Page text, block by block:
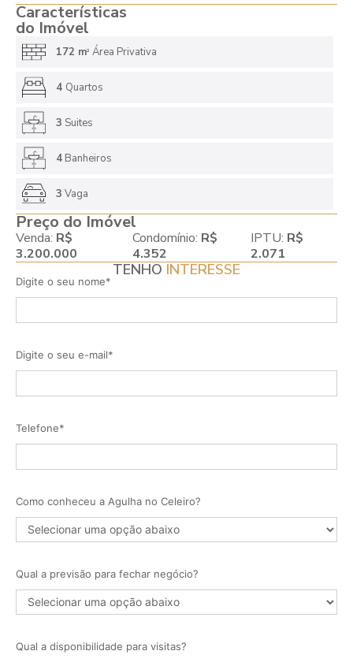
Características
do Imóvel
172 m2 Área Privativa
4 Quartos
3 Suites
4Banheiros
3 Vaga
Preço do Imóvel
Venda: R$
3.200.000
Condomínio: R$
4.352
IPTU: R$
2.071
TENHO INTERESSE
Digite o seu nome*
Digite o seu e-mail*
Telefone*
Como conheceu a Agulha no Celeiro?
Qual a previsão para fechar negócio?
Qual a disponibilidade para visitas?